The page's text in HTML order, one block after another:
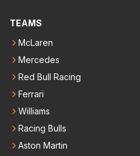
TEAMS
McLaren
Mercedes
Red Bull Racing
Ferrari
Williams
Racing Bulls
Aston Martin